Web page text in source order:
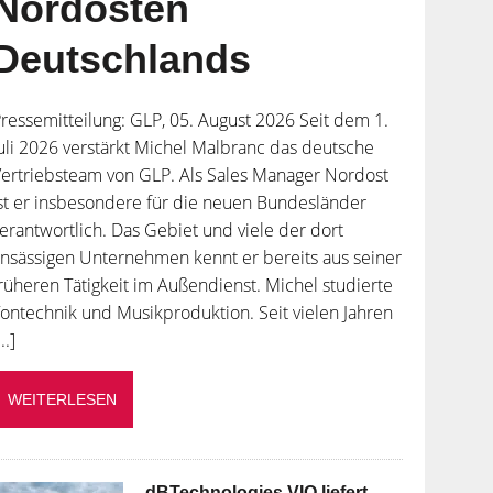
GLP, 05. August 2026 Seit dem 1.
2026 verstärkt Michel Malbranc das deutsche
von GLP. Als Sales Manager Nordost
er insbesondere für die neuen Bundesländer
Das Gebiet und viele der dort
Unternehmen kennt er bereits aus seiner
Tätigkeit im Außendienst. Michel studierte
und Musikproduktion. Seit vielen Jahren
WEITERLESEN